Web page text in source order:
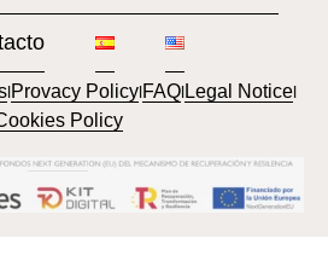
lProvacy PolicylFAQlLegal Noticel
Policy